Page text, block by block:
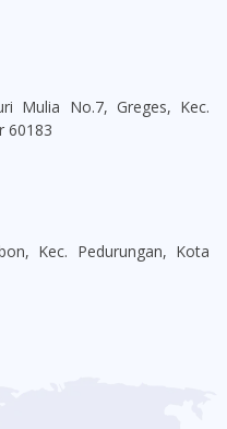
Mulia No.7, Greges, Kec.
60183
Kec. Pedurungan, Kota